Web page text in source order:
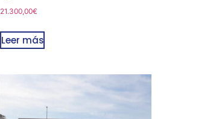
21.300,00€
Leer más